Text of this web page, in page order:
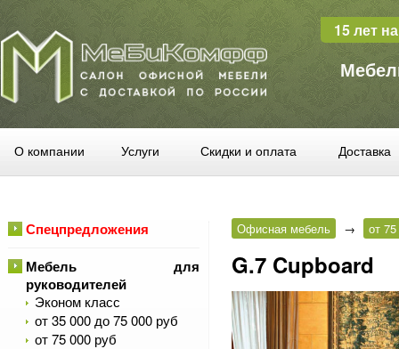
15 лет
О компании Услуги Скидки и оплата Доставка
Спецпредложения
Мебель для
руководителей
Эконом класс
от 35 000 до 75 000 руб
от 75 000 руб
Офисная мебель → от
G.7 Cupboard